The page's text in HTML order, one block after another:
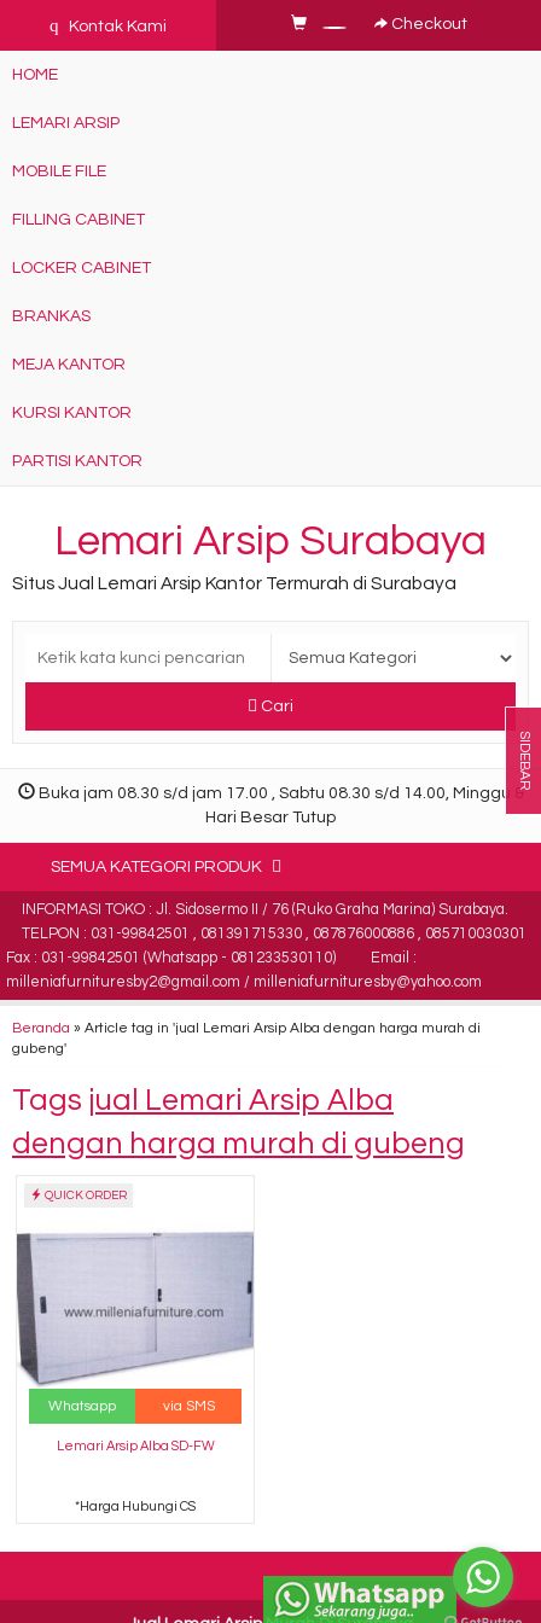
q Kontak Kami Checkout
HOME
LEMARI ARSIP
MOBILE FILE
FILLING CABINET
LOCKER CABINET
BRANKAS
MEJA KANTOR
KURSI KANTOR
PARTISI KANTOR
Lemari Arsip Surabaya
Situs Jual Lemari Arsip Kantor Termurah di Surabaya
Cari
Buka jam 08.30 s/d jam 17.00 , Sabtu 08.30 s/d 14.00, Minggu &
Hari Besar Tutup
SEMUA KATEGORI PRODUK
INFORMASI TOKO : Jl. Sidosermo II / 76 (Ruko Graha Marina) Surabaya.
TELPON : 031-99842501 , 081391715330 , 087876000886 , 085710030301
Fax : 031-99842501 (Whatsapp - 081233530110)
Email :
milleniafurnituresby2@gmail.com / milleniafurnituresby@yahoo.com
Beranda » Article tag in 'jual Lemari Arsip Alba dengan harga murah di
gubeng'
Tags jual Lemari Arsip Alba
dengan harga murah di gubeng
QUICK ORDER
Whatsapp via SMS
Lemari Arsip Alba SD-FW
*Harga Hubungi CS
SIDEBAR